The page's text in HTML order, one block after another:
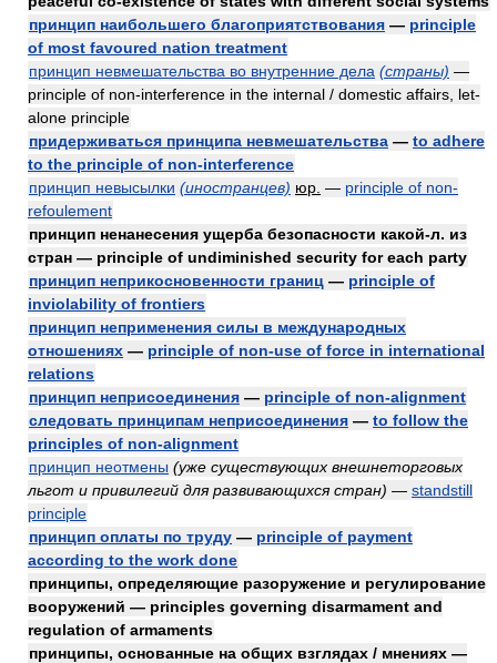
принцип наибольшего благоприятствования — principle
of most favoured nation treatment
принцип невмешательства во внутренние дела (страны) —
principle of non-interference in the internal / domestic affairs, let-
alone principle
придерживаться принципа невмешательства — to adhere
to the principle of non-interference
принцип невысылки (иностранцев) юр. — principle of non-
refoulement
принцип ненанесения ущерба безопасности какой-л. из
стран — principle of undiminished security for each party
принцип неприкосновенности границ — principle of
inviolability of frontiers
принцип неприменения силы в международных
отношениях — principle of non-use of force in international
relations
принцип неприсоединения — principle of non-alignment
следовать принципам неприсоединения — to follow the
principles of non-alignment
принцип неотмены (уже существующих внешнеторговых
льгот и привилегий для развивающихся стран) — standstill
principle
принцип оплаты по труду — principle of payment
according to the work done
принципы, определяющие разоружение и регулирование
вооружений — principles governing disarmament and
regulation of armaments
принципы, основанные на общих взглядах / мнениях —